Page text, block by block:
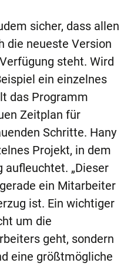
sicher, dass allen
die neueste Version
steht. Wird
ein einzelnes
das Programm
Zeitplan für
Schritte. Hany
Projekt, in dem
aufleuchtet. „Dieser
ein Mitarbeiter
ist. Ein wichtiger
um die
geht, sondern
eine größtmögliche